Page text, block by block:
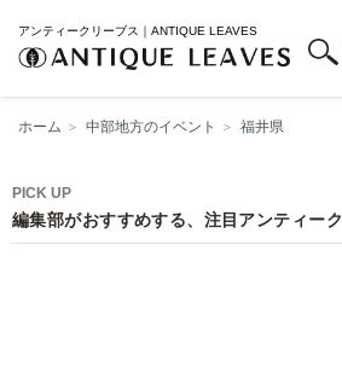
アンティークリーブス｜ANTIQUE LEAVES
ホーム ＞ 中部地方のイベント ＞ 福井県
PICK UP
編集部がおすすめする、注目アンティーク